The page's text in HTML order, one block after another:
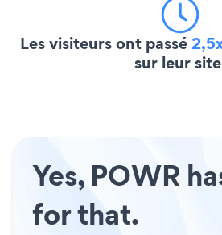
Les visiteurs ont passé
sur leur
Yes, POWR
for that.